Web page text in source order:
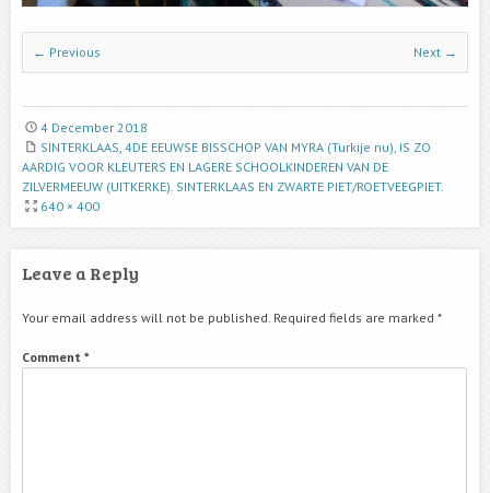
← Previous Next →
4 December 2018
SINTERKLAAS, 4DE EEUWSE BISSCHOP VAN MYRA (Turkije nu), IS ZO
AARDIG VOOR KLEUTERS EN LAGERE SCHOOLKINDEREN VAN DE
ZILVERMEEUW (UITKERKE). SINTERKLAAS EN ZWARTE PIET/ROETVEEGPIET.
640 × 400
Leave a Reply
Your email address will not be published. Required fields are marked *
Comment *